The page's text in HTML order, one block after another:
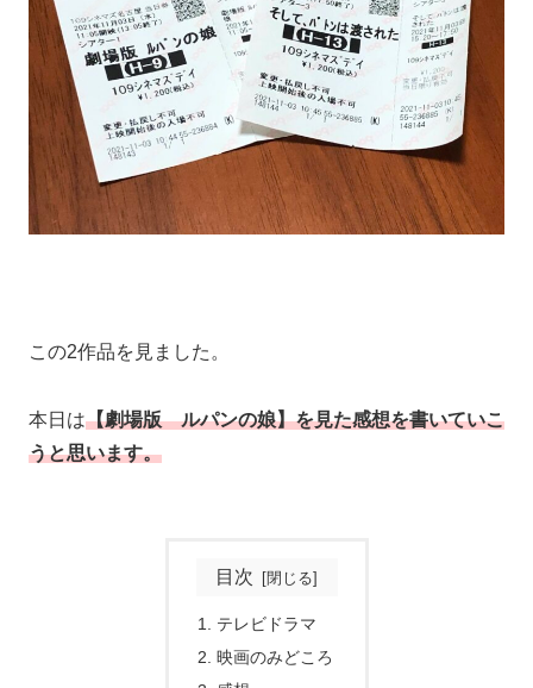
この2作品を見ました。
本日は【劇場版 ルパンの娘】を見た感想を書いていこ
うと思います。
目次
テレビドラマ
映画のみどころ